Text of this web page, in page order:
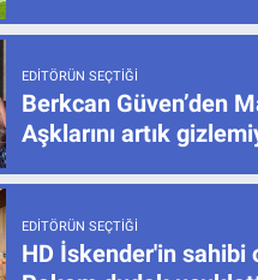
EDITÖRÜN SEÇTIĞI
Berkcan Güven’den
Aşklarını artık
EDITÖRÜN SEÇTIĞI
HD İskender'in sahibi